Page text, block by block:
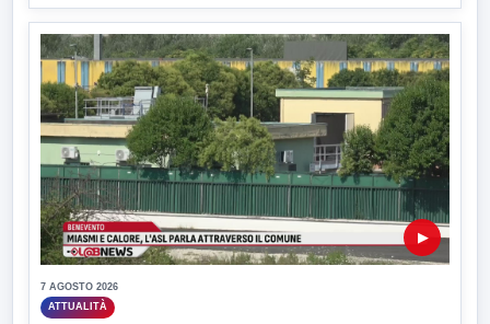
▶
7 AGOSTO 2026
ATTUALITÀ